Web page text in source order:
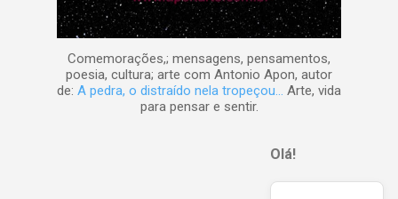
Comemorações,; mensagens, pensamentos,
poesia, cultura; arte com Antonio Apon, autor
de: A pedra, o distraído nela tropeçou... Arte, vida
para pensar e sentir.
Olá!